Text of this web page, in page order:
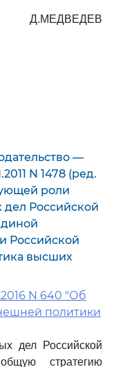
Д.МЕДВЕДЕВ
—
N 1478 (ред.
роли
дел Российской
Российской
высших
N 640 "Об
политики
дел Российской
стратегию